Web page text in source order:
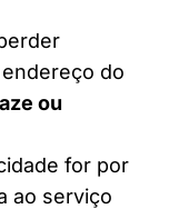
do
ou
for por
ao serviço